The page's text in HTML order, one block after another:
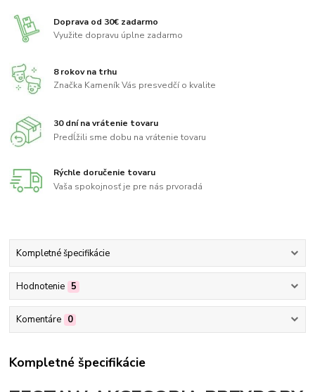
Doprava od 30€ zadarmo
Využite dopravu úplne zadarmo
8 rokov na trhu
Značka Kameník Vás presvedčí o kvalite
30 dní na vrátenie tovaru
Predĺžili sme dobu na vrátenie tovaru
Rýchle doručenie tovaru
Vaša spokojnosť je pre nás prvoradá
Kompletné špecifikácie
Hodnotenie 5
Komentáre 0
Kompletné špecifikácie